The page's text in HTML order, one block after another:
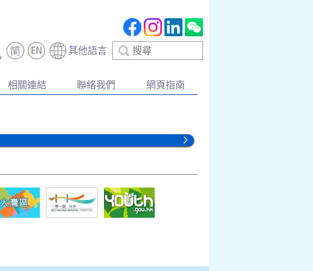
其他語言
尋
相關連結 聯絡我們 網頁指南